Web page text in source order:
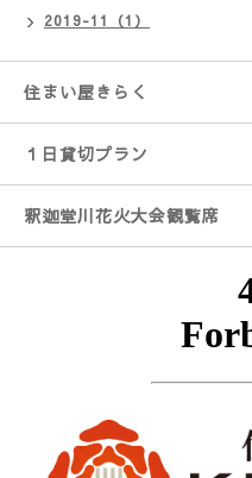
2019-11（1）
住まい屋きらく
１日貸切プラン
釈迦堂川花火大会観覧席